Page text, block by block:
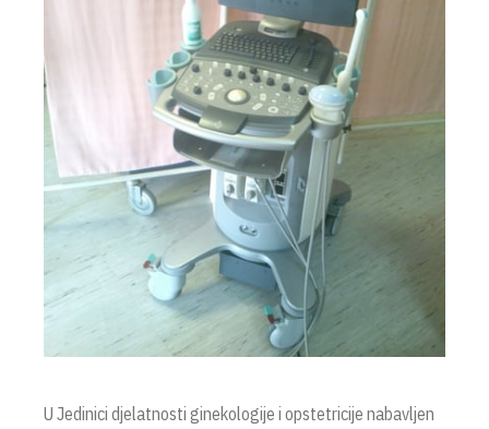
U Jedinici djelatnosti ginekologije i opstetricije nabavljen